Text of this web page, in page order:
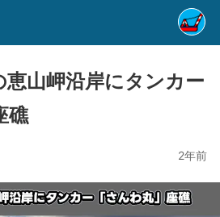
恵山岬沿岸にタンカー
礁
2年前